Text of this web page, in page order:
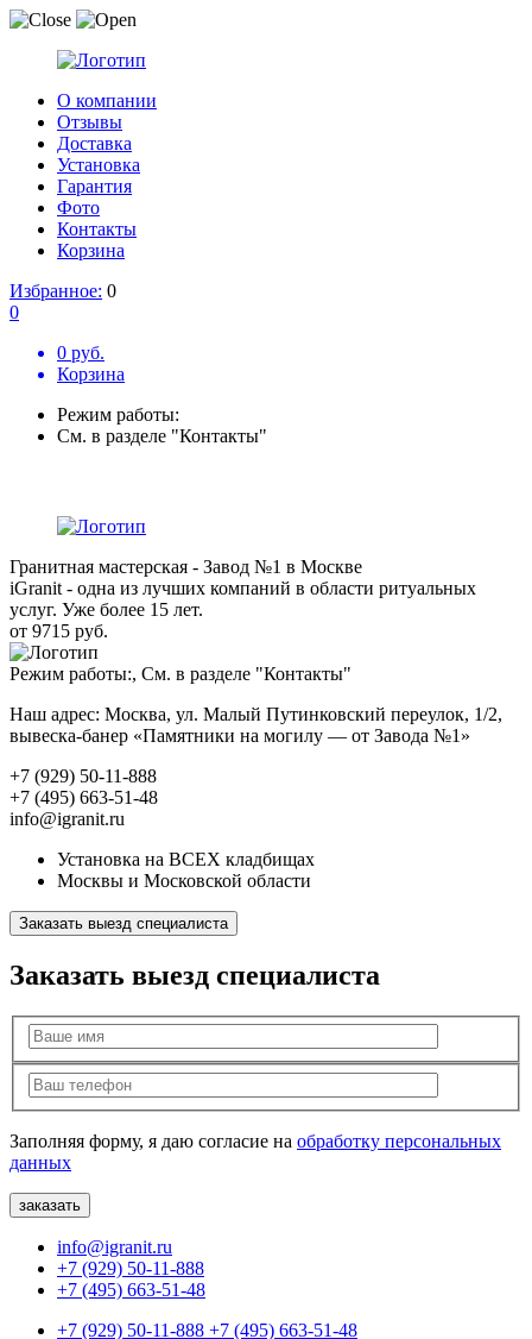
О компании
Отзывы
Доставка
Установка
Гарантия
Фото
Контакты
Корзина
Избранное: 0
0
0 руб.
Корзина
Режим работы:
См. в разделе "Контакты"
Гранитная мастерская - Завод №1 в Москве
iGranit - одна из лучших компаний в области ритуальных
услуг. Уже более 15 лет.
от 9715 руб.
Режим работы:, См. в разделе "Контакты"
Наш адрес: Москва, ул. Малый Путинковский переулок, 1/2,
вывеска-банер «Памятники на могилу — от Завода №1»
+7 (929) 50-11-888
+7 (495) 663-51-48
info@igranit.ru
Установка на ВСЕХ кладбищах
Москвы и Московской области
Заказать выезд специалиста
Заказать выезд специалиста
Заполняя форму, я даю согласие на обработку персональных
данных
info@igranit.ru
+7 (929) 50-11-888
+7 (495) 663-51-48
+7 (929) 50-11-888 +7 (495) 663-51-48